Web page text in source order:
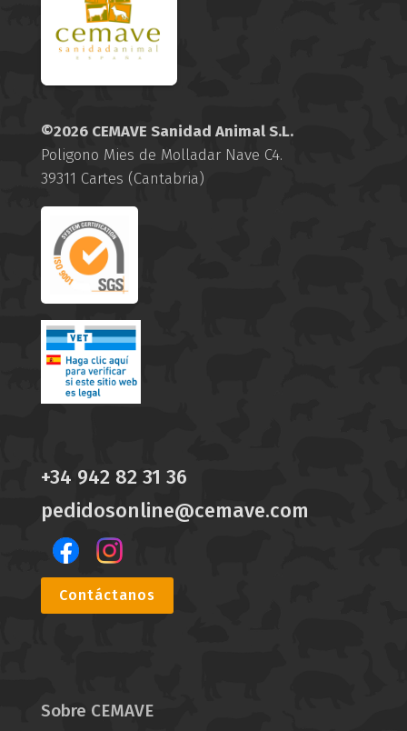
©2026 CEMAVE Sanidad Animal S.L.
Poligono Mies de Molladar Nave C4.
39311 Cartes (Cantabria)
Sobre CEMAVE
+34 942 82 31 36
pedidosonline@cemave.com
Contáctanos